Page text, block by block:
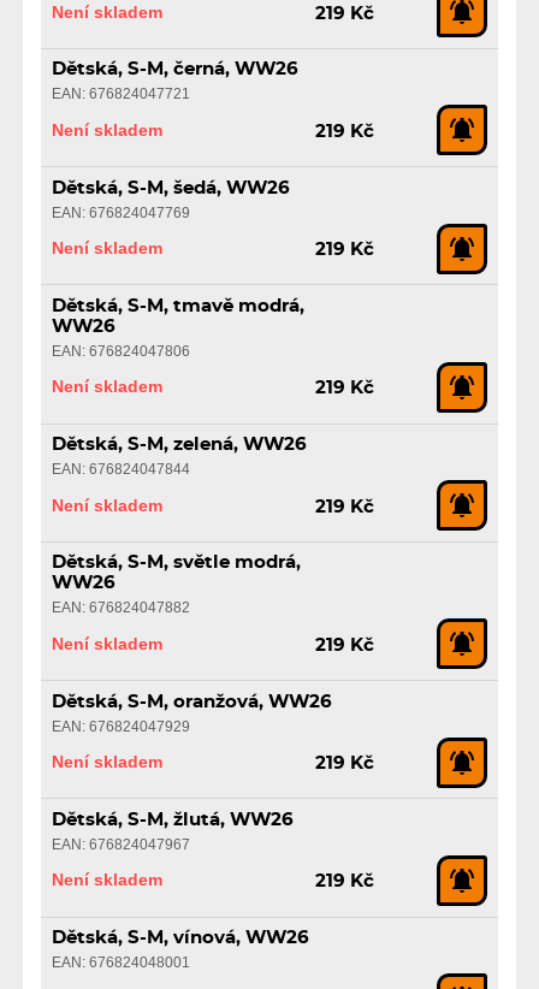
Není skladem 219 Kč
Dětská, S-M, černá, WW26
EAN: 676824047721
Není skladem 219 Kč
Dětská, S-M, šedá, WW26
EAN: 676824047769
Není skladem 219 Kč
Dětská, S-M, tmavě modrá,
WW26
EAN: 676824047806
Není skladem 219 Kč
Dětská, S-M, zelená, WW26
EAN: 676824047844
Není skladem 219 Kč
Dětská, S-M, světle modrá,
WW26
EAN: 676824047882
Není skladem 219 Kč
Dětská, S-M, oranžová, WW26
EAN: 676824047929
Není skladem 219 Kč
Dětská, S-M, žlutá, WW26
EAN: 676824047967
Není skladem 219 Kč
Dětská, S-M, vínová, WW26
EAN: 676824048001